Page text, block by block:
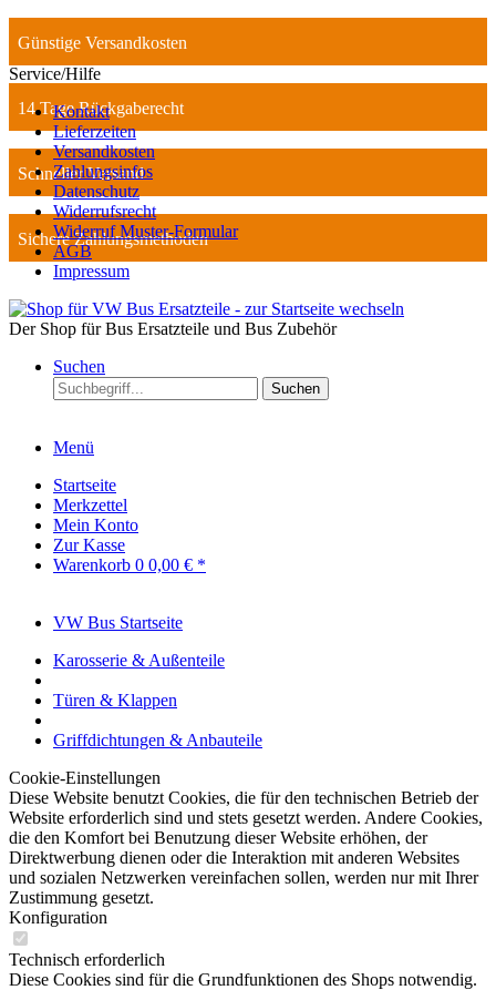
Günstige Versandkosten
14 Tage Rückgaberecht
Schneller Versand
Sichere Zahlungsmethoden
Service/Hilfe
Kontakt
Lieferzeiten
Versandkosten
Zahlungsinfos
Datenschutz
Widerrufsrecht
Widerruf Muster-Formular
AGB
Impressum
Der Shop für Bus Ersatzteile und Bus Zubehör
Suchen
Suchen
Menü
Startseite
Merkzettel
Mein Konto
Zur Kasse
Warenkorb 0 0,00 € *
VW Bus Startseite
Karosserie & Außenteile
Türen & Klappen
Griffdichtungen & Anbauteile
Cookie-Einstellungen
Diese Website benutzt Cookies, die für den technischen Betrieb der
Website erforderlich sind und stets gesetzt werden. Andere Cookies,
die den Komfort bei Benutzung dieser Website erhöhen, der
Direktwerbung dienen oder die Interaktion mit anderen Websites
und sozialen Netzwerken vereinfachen sollen, werden nur mit Ihrer
Zustimmung gesetzt.
Konfiguration
Technisch erforderlich
Diese Cookies sind für die Grundfunktionen des Shops notwendig.